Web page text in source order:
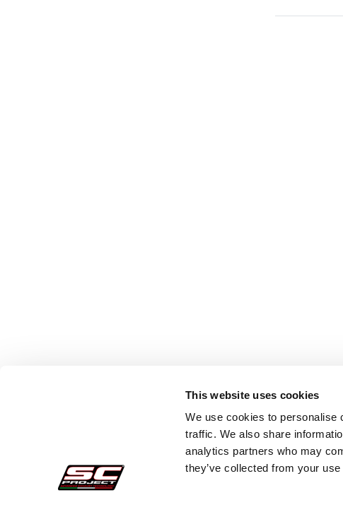
This website uses cookies
We use cookies to personalise
traffic. We also share
analytics partners who may
they’ve collected from your
Sichere Aufträge